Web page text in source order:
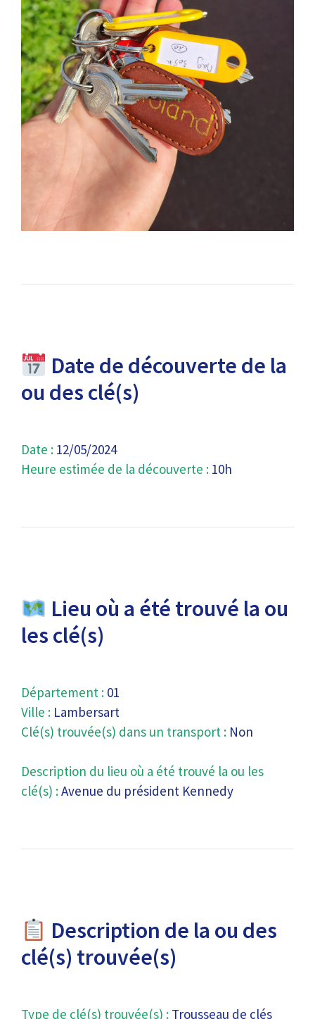
Date de découverte de la
ou des clé(s)
Date : 12/05/2024
Heure estimée de la découverte : 10h
Lieu où a été trouvé la ou
les clé(s)
Département : 01
Ville : Lambersart
Clé(s) trouvée(s) dans un transport : Non
Description du lieu où a été trouvé la ou les
clé(s) :Avenue du président Kennedy
Description de la ou des
clé(s) trouvée(s)
Type de clé(s) trouvée(s) : Trousseau de clés